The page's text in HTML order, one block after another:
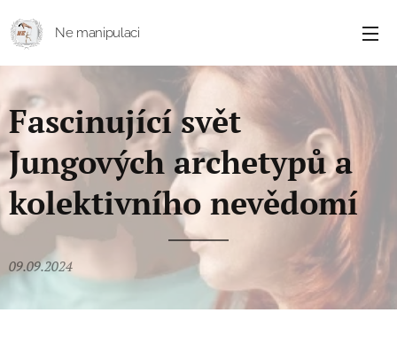
Ne manipulaci
Fascinující svět
Jungových archetypů a
kolektivního nevědomí
09.09.2024